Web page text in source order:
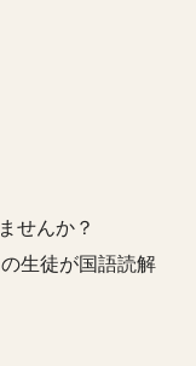
せんか？
生徒が国語読解